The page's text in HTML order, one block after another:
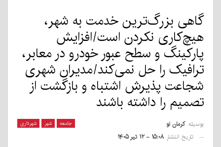
گاهی بزرگ‌ترین خدمت به شهر،
هیچ‌کاری نکردن است/افزایش
پارکینگ و سطح عبور خودرو در معابر،
ترافیک را حل نمی‌کند/مديران شهری
شجاعت پذیرش اشتباه و بازگشت از
تصمیم را داشته باشند
جامعه شهر شهرداری بوسیله کرمان نو
تاریخ انتشار ۱۵:۰۸ - ۱۲ تیر ۱۴۰۵